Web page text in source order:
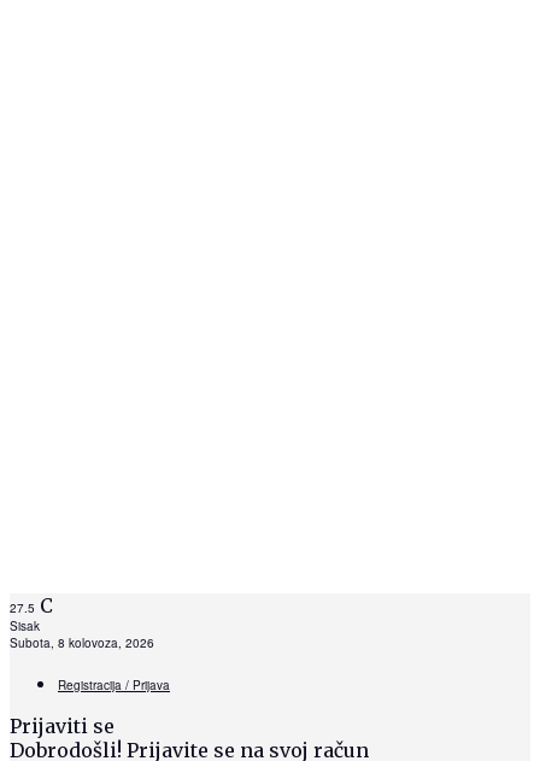
27.5 C
Sisak
Subota, 8 kolovoza, 2026
Registracija / Prijava
Prijaviti se
Dobrodošli! Prijavite se na svoj račun